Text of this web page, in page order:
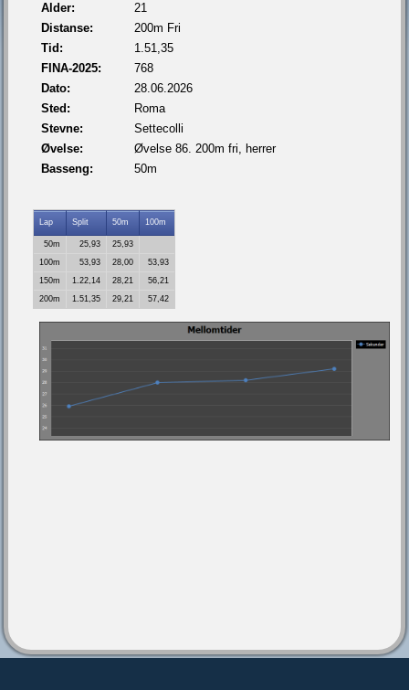
Alder:
21
Distanse:
200m Fri
Tid:
1.51,35
FINA-2025:
768
Dato:
28.06.2026
Sted:
Roma
Stevne:
Settecolli
Øvelse:
Øvelse 86. 200m fri, herrer
Basseng:
50m
Lap Split 50m 100m
50m 25,93
25,93
100m
53,93 28,00
53,93
150m
1.22,14 28,21
56,21
200m
1.51,35 29,21 57,42